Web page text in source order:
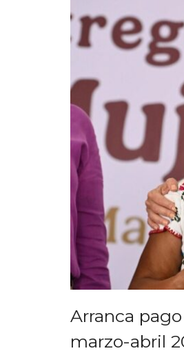
Arranca
marzo-abril